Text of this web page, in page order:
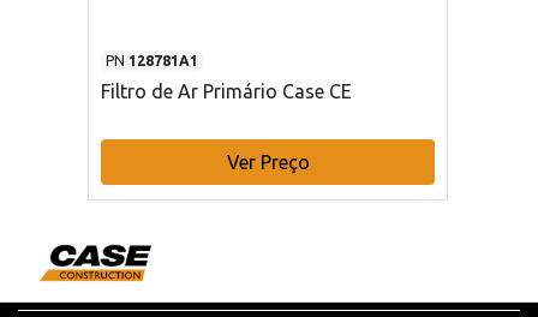
PN 128781A1
Filtro de Ar Primário Case CE
Ver Preço